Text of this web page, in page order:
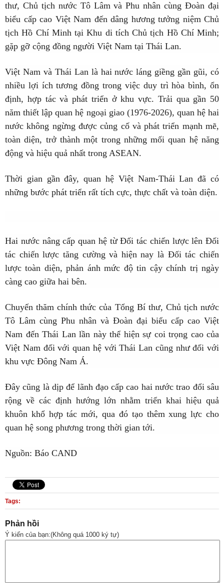
thư, Chủ tịch nước Tô Lâm và Phu nhân cùng Đoàn đại
biểu cấp cao Việt Nam đến dâng hương tưởng niệm Chủ
tịch Hồ Chí Minh tại Khu di tích Chủ tịch Hồ Chí Minh;
gặp gỡ cộng đồng người Việt Nam tại Thái Lan.
Việt Nam và Thái Lan là hai nước láng giềng gần gũi, có
nhiều lợi ích tương đồng trong việc duy trì hòa bình, ổn
định, hợp tác và phát triển ở khu vực. Trải qua gần 50
năm thiết lập quan hệ ngoại giao (1976-2026), quan hệ hai
nước không ngừng được củng cố và phát triển mạnh mẽ,
toàn diện, trở thành một trong những mối quan hệ năng
động và hiệu quả nhất trong ASEAN.
Thời gian gần đây, quan hệ Việt Nam-Thái Lan đã có
những bước phát triển rất tích cực, thực chất và toàn diện.
Hai nước nâng cấp quan hệ từ Đối tác chiến lược lên Đối
tác chiến lược tăng cường và hiện nay là Đối tác chiến
lược toàn diện, phản ánh mức độ tin cậy chính trị ngày
càng cao giữa hai bên.
Chuyến thăm chính thức của Tổng Bí thư, Chủ tịch nước
Tô Lâm cùng Phu nhân và Đoàn đại biểu cấp cao Việt
Nam đến Thái Lan lần này thể hiện sự coi trọng cao của
Việt Nam đối với quan hệ với Thái Lan cũng như đối với
khu vực Đông Nam Á.
Đây cũng là dịp để lãnh đạo cấp cao hai nước trao đổi sâu
rộng về các định hướng lớn nhằm triển khai hiệu quả
khuôn khổ hợp tác mới, qua đó tạo thêm xung lực cho
quan hệ song phương trong thời gian tới.
Nguồn: Báo CAND
Tags:
Phản hồi
Ý kiến của bạn:(Không quá 1000 ký tự)